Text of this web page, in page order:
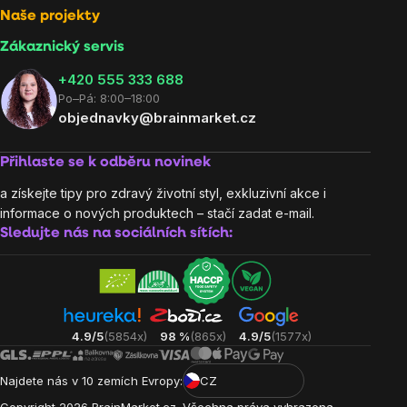
Naše projekty
Zákaznický servis
‭+420 555 333 688
Po–Pá: 8:00–18:00
objednavky@brainmarket.cz
Přihlaste se k odběru novinek
a získejte tipy pro zdravý životní styl, exkluzivní akce i
informace o nových produktech – stačí zadat e-mail.
Sledujte nás na sociálních sítích:
4.9/5(5854x) 98 %(865x) 4.9/5(1577x)
Najdete nás v 10 zemích Evropy:
CZ